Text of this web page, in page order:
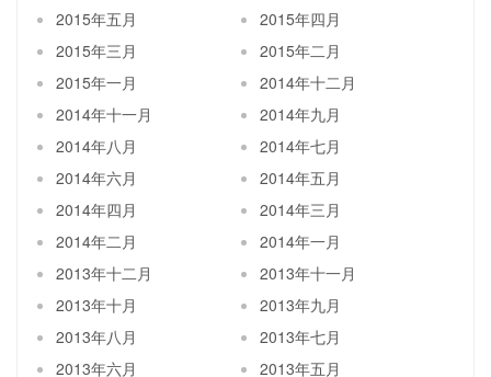
2015年五月
2015年四月
2015年三月
2015年二月
2015年一月
2014年十二月
2014年十一月
2014年九月
2014年八月
2014年七月
2014年六月
2014年五月
2014年四月
2014年三月
2014年二月
2014年一月
2013年十二月
2013年十一月
2013年十月
2013年九月
2013年八月
2013年七月
2013年六月
2013年五月